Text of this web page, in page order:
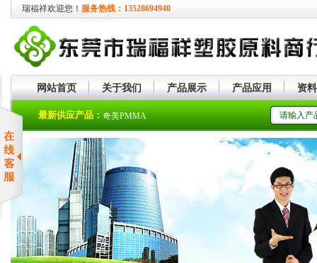
瑞福祥欢迎您！ 服务热线：13528694940
网站首页 关于我们 产品展示 产品应用 资
最新供应产品： 奇美PMMA